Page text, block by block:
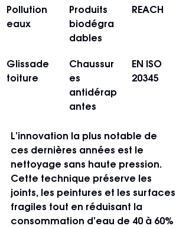
Pollution
eaux
Produits
biodégra
dables
REACH
Glissade
toiture
Chaussur
es
antidérap
antes
EN ISO
20345
L’innovation la plus notable de
ces dernières années est le
nettoyage sans haute pression.
Cette technique préserve les
joints, les peintures et les surfaces
fragiles tout en réduisant la
consommation d’eau de 40 à 60%